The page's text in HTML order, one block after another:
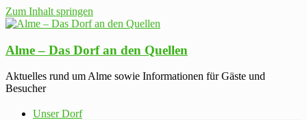
Zum Inhalt springen
Alme – Das Dorf an den Quellen
Aktuelles rund um Alme sowie Informationen für Gäste und
Besucher
Unser Dorf